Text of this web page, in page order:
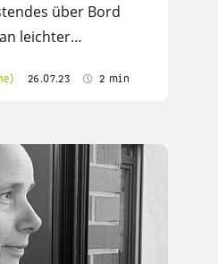
über Bord
leichter…
26.07.23 2 min